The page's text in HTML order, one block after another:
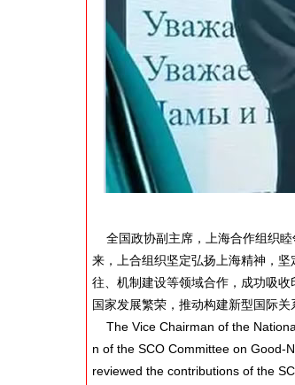
全国政协副主席，上海合作组织睦
来，上合组织坚定弘扬上海精神，
往、机制建设等领域合作，成功吸
国家发展繁荣，推动构建新型国际关
The Vice Chairman of the
n of the SCO Committee on Good-
reviewed the contributions of the